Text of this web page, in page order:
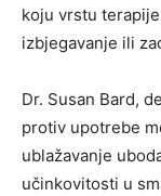
koju vrstu
izbjegavanje ili
Dr. Susan Bard,
protiv upotrebe
ublažavanje
učinkovitosti u